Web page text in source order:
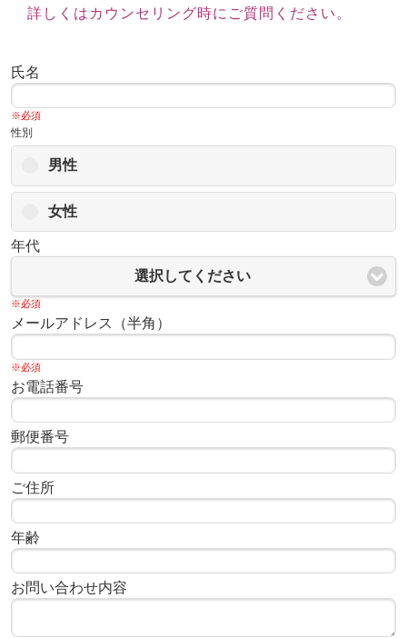
詳しくはカウンセリング時にご質問ください。
氏名
※必須
性別
男性
女性
年代
選択してください
※必須
メールアドレス（半角）
※必須
お電話番号
郵便番号
ご住所
年齢
お問い合わせ内容